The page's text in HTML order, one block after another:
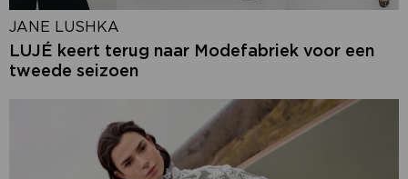
JANE LUSHKA
LUJÉ keert terug naar Modefabriek voor een
tweede seizoen